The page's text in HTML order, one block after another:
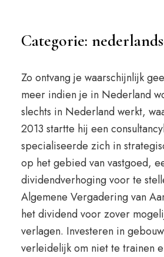
Categorie:
Zo ontvang je waarschijnlijk
meer indien je in Nederland
slechts in Nederland werkt,
2013 startte hij een
specialiseerde zich in
op het gebied van vastgoed,
dividendverhoging voor te
Algemene Vergadering van
het dividend voor zover
verlagen. Investeren in
verleidelijk om niet te trainen